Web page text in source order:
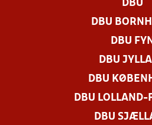
DBU
DBU
DBU FYN
DBU
DBU
DBU LOLLAND-
DBU